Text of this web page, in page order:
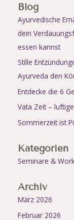
Blog
Ayurvedische
dein
essen kannst
Stille
Ayurveda den
Entdecke die 6
Vata Zeit –
Sommerzeit ist
Kategorien
Seminare &
Archiv
März 2026
Februar 2026